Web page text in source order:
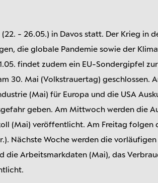
- 26.05.) in Davos statt. Der Krieg in
die globale Pandemie sowie der
findet zudem ein EU-Sondergipfel
30. Mai (Volkstrauertag) geschlossen.
(Mai) für Europa und die USA
geben. Am Mittwoch werden die
(Mai) veröffentlicht. Am Freitag folgen
Nächste Woche werden die
die Arbeitsmarkdaten (Mai), das